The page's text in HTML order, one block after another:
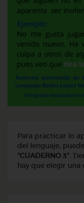
Para practicar lo
del lenguaje,
"CUADERNO 3".
hay que elegir una